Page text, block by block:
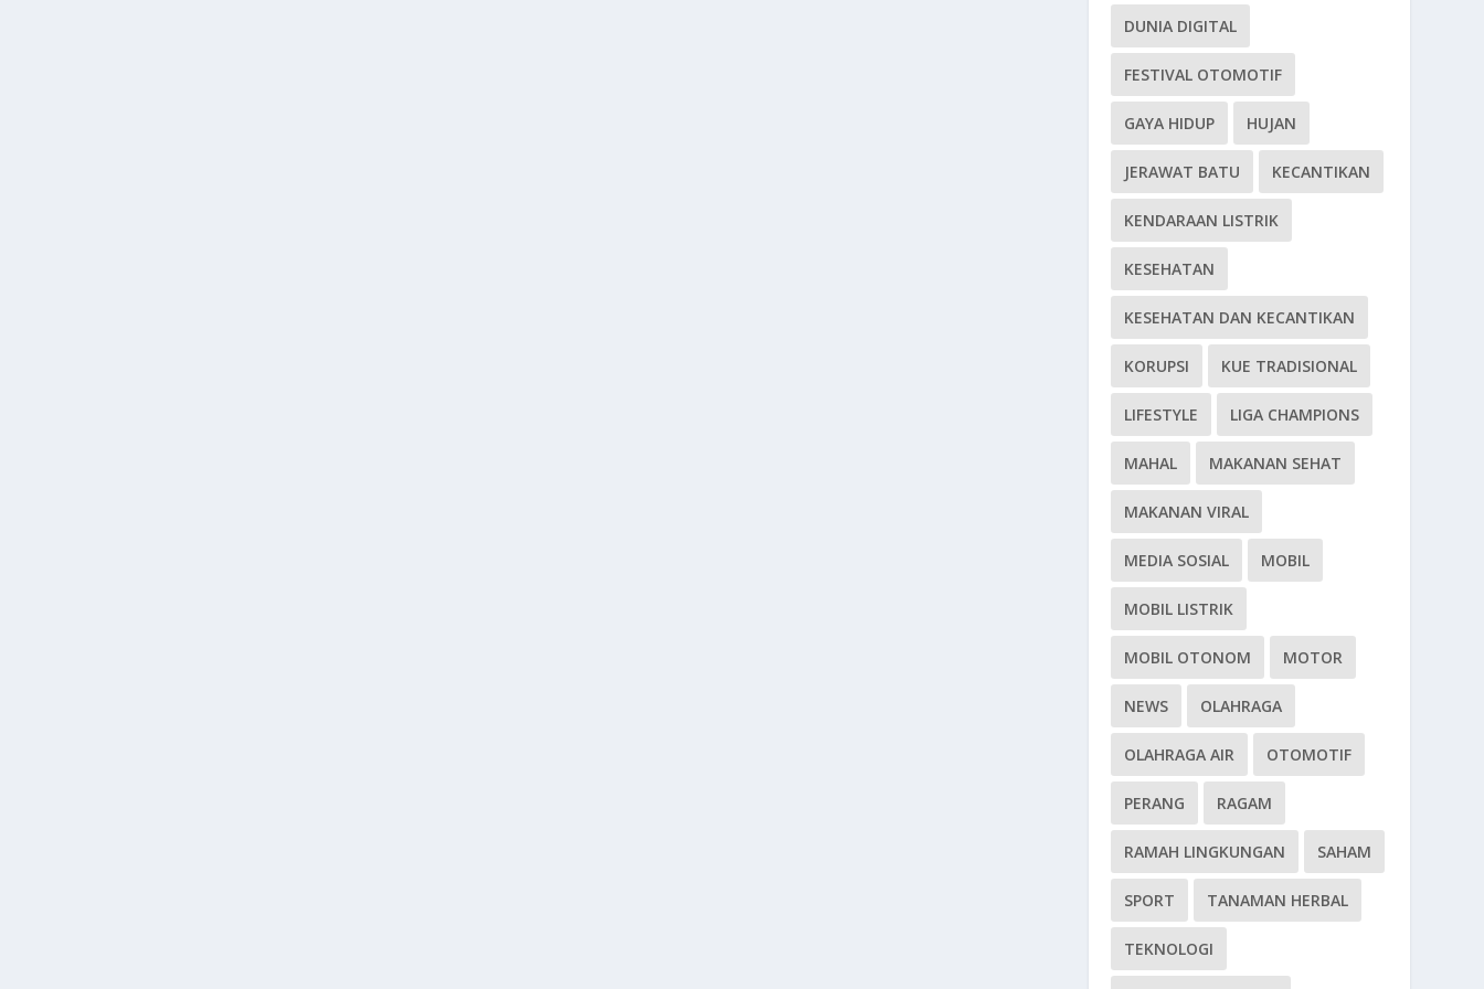
DUNIA DIGITAL
FESTIVAL OTOMOTIF
GAYA HIDUP HUJAN
JERAWAT BATU KECANTIKAN
KENDARAAN LISTRIK
KESEHATAN
KESEHATAN DAN KECANTIKAN
KORUPSI KUE TRADISIONAL
LIFESTYLE LIGA CHAMPIONS
MAHAL MAKANAN SEHAT
MAKANAN VIRAL
MEDIA SOSIAL MOBIL
MOBIL LISTRIK
MOBIL OTONOM MOTOR
NEWS OLAHRAGA
OLAHRAGA AIR OTOMOTIF
PERANG RAGAM
RAMAH LINGKUNGAN SAHAM
SPORT TANAMAN HERBAL
TEKNOLOGI